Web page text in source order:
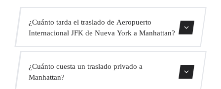
¿Cuánto tarda el traslado de Aeropuerto
Internacional JFK de Nueva York a Manhattan?
¿Cuánto cuesta un traslado privado a
Manhattan?